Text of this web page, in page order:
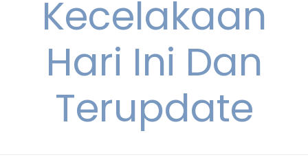
Kecelakaan
Hari Ini Dan
Terupdate